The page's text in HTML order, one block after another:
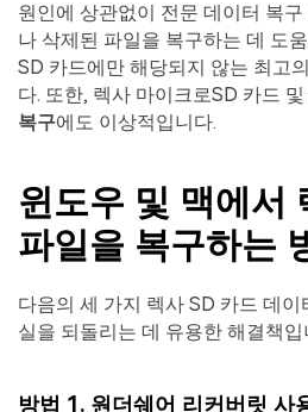
원인에 상관없이 전문 데이터 복
나 삭제된 파일을 복구하는 데 도
SD 카드에만 해당되지 않는 최고
다. 또한, 렉사 마이크로SD 카드 및
복구에도 이상적입니다.
윈도우 및 맥에서
파일을 복구하는
다음의 세 가지 렉사 SD 카드 데
실을 되돌리는 데 유용한 해결책입
방법 1. 원더쉐어 리커버릿 사